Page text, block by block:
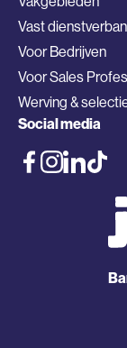
Vast
Voor Bedrijven
Voor Sales
Werving &
Social media